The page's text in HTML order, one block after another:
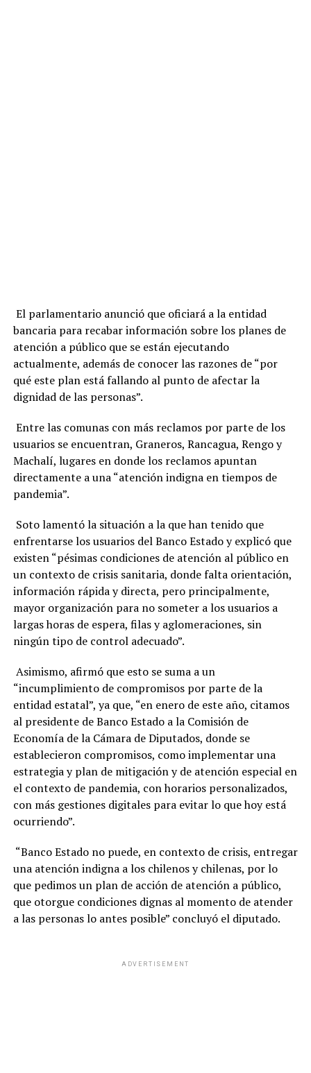
El parlamentario anunció que oficiará a la entidad
bancaria para recabar información sobre los planes de
atención a público que se están ejecutando
actualmente, además de conocer las razones de “por
qué este plan está fallando al punto de afectar la
dignidad de las personas”.
Entre las comunas con más reclamos por parte de los
usuarios se encuentran, Graneros, Rancagua, Rengo y
Machalí, lugares en donde los reclamos apuntan
directamente a una “atención indigna en tiempos de
pandemia”.
Soto lamentó la situación a la que han tenido que
enfrentarse los usuarios del Banco Estado y explicó que
existen “pésimas condiciones de atención al público en
un contexto de crisis sanitaria, donde falta orientación,
información rápida y directa, pero principalmente,
mayor organización para no someter a los usuarios a
largas horas de espera, filas y aglomeraciones, sin
ningún tipo de control adecuado”.
Asimismo, afirmó que esto se suma a un
“incumplimiento de compromisos por parte de la
entidad estatal”, ya que, “en enero de este año, citamos
al presidente de Banco Estado a la Comisión de
Economía de la Cámara de Diputados, donde se
establecieron compromisos, como implementar una
estrategia y plan de mitigación y de atención especial en
el contexto de pandemia, con horarios personalizados,
con más gestiones digitales para evitar lo que hoy está
ocurriendo”.
“Banco Estado no puede, en contexto de crisis, entregar
una atención indigna a los chilenos y chilenas, por lo
que pedimos un plan de acción de atención a público,
que otorgue condiciones dignas al momento de atender
a las personas lo antes posible” concluyó el diputado.
ADVERTISEMENT